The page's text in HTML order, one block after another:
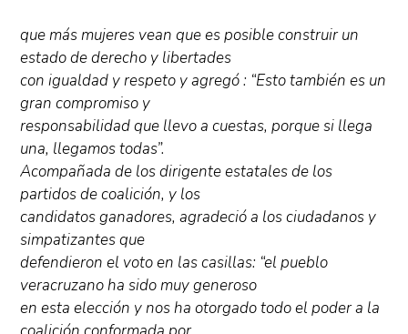
que más mujeres vean que es posible construir un
estado de derecho y libertades
con igualdad y respeto y agregó : “Esto también es un
gran compromiso y
responsabilidad que llevo a cuestas, porque si llega
una, llegamos todas”.
Acompañada de los dirigente estatales de los
partidos de coalición, y los
candidatos ganadores, agradeció a los ciudadanos y
simpatizantes que
defendieron el voto en las casillas: “el pueblo
veracruzano ha sido muy generoso
en esta elección y nos ha otorgado todo el poder a la